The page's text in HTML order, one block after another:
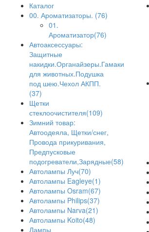
Каталог
00. Ароматизаторы. (76)
01.
Ароматизатор(76)
Автоаксессуары:
Защитные
накидки.Органайзеры.Гамаки
для животных.Подушка
под шею.Чехол АКПП.
(37)
Щетки
стеклоочистителя(109)
Зимний товар:
Автоодеяла, Щетки/снег,
Провода прикуривания,
Предпусковые
подогреватели,Зарядные(58)
Автолампы Луч(70)
Автолампы Eagleye(1)
Автолампы Osram(67)
Автолампы Philips(37)
Автолампы Narva(21)
Автолампы Koito(48)
Лампы